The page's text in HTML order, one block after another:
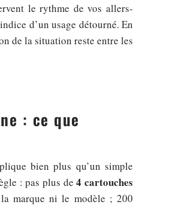
le rythme de vos allers-
d’un usage détourné. En
de la situation reste entre les
: ce que
bien plus qu’un simple
: pas plus de4 cartouches
marque ni le modèle ; 200